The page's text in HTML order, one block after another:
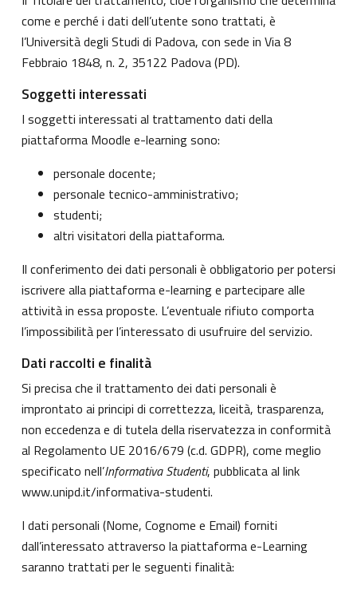
come e perché i dati dell’utente sono trattati, è
l’Università degli Studi di Padova, con sede in Via 8
Febbraio 1848, n. 2, 35122 Padova (PD).
Soggetti interessati
I soggetti interessati al trattamento dati della
piattaforma Moodle e-learning sono:
personale docente;
personale tecnico-amministrativo;
studenti;
altri visitatori della piattaforma.
Il conferimento dei dati personali è obbligatorio per potersi
iscrivere alla piattaforma e-learning e partecipare alle
attività in essa proposte. L’eventuale rifiuto comporta
l’impossibilità per l’interessato di usufruire del servizio.
Dati raccolti e finalità
Si precisa che il trattamento dei dati personali è
improntato ai principi di correttezza, liceità, trasparenza,
non eccedenza e di tutela della riservatezza in conformità
al Regolamento UE 2016/679 (c.d. GDPR), come meglio
specificato nell’Informativa Studenti, pubblicata al link
www.unipd.it/informativa-studenti.
I dati personali (Nome, Cognome e Email) forniti
dall’interessato attraverso la piattaforma e-Learning
saranno trattati per le seguenti finalità: